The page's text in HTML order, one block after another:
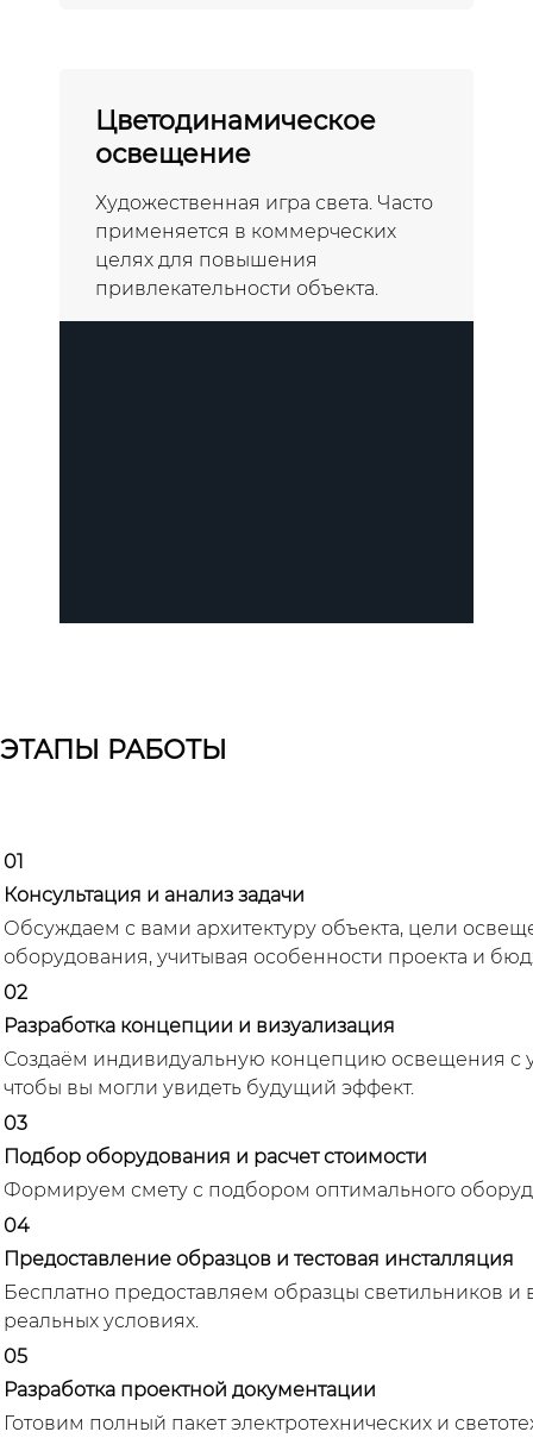
Цветодинамическое
освещение
Художественная игра света. Часто
применяется в коммерческих
целях для повышения
привлекательности объекта.
ЭТАПЫ РАБОТЫ
01
Консультация и анализ задачи
Обсуждаем с вами архитектуру объекта, цели
оборудования, учитывая особенности проекта и
02
Разработка концепции и визуализация
Создаём индивидуальную концепцию освещения с
чтобы вы могли увидеть будущий эффект.
03
Подбор оборудования и расчет стоимости
Формируем смету с подбором оптимального
04
Предоставление образцов и тестовая инсталляция
Бесплатно предоставляем образцы светильников
реальных условиях.
05
Разработка проектной документации
Готовим полный пакет электротехнических и